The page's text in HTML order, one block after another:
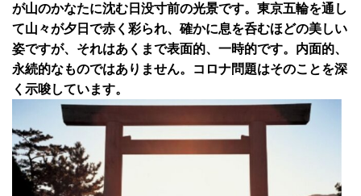
が山のかなたに沈む日没寸前の光景です。東京五輪を通し
て山々が夕日で赤く彩られ、確かに息を呑むほどの美しい
姿ですが、それはあくまで表面的、一時的です。内面的、
永続的なものではありません。コロナ問題はそのことを深
く示唆しています。